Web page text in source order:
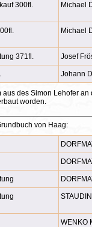
300fl. Michael
Michael
371fl. Josef
Johann
aus des Simon Lehofer an
worden.
von Haag:
WENKO